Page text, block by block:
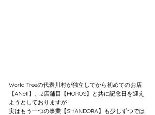
World Treeの代表川村が独立してから初めてのお店
【ANell】、2店舗目【HOROS】と共に記念日を迎え
ようとしておりますが
実はもう一つの事業【SHANDORA】も少しずつでは